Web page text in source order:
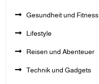
Gesundheit und Fitness
Lifestyle
Reisen und Abenteuer
Technik und Gadgets